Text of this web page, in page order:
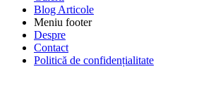
Blog Articole
Meniu footer
Despre
Contact
Politică de confidențialitate